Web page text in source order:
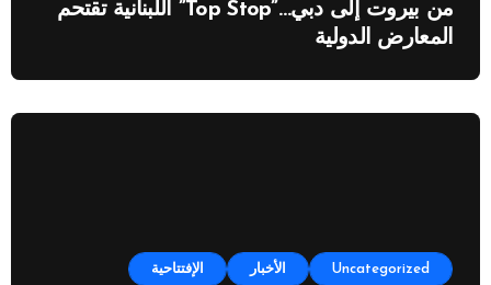
من بيروت إلى دبي…”Top Stop” اللبنانية تقتحم
المعارض الدولية
Uncategorized الأخبار الإفتتاحية